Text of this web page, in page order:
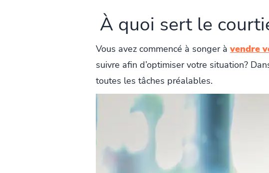
À quoi sert le
Vous avez commencé à songer àvendre
suivre afin d’optimiser votre situation?
toutes les tâches préalables.